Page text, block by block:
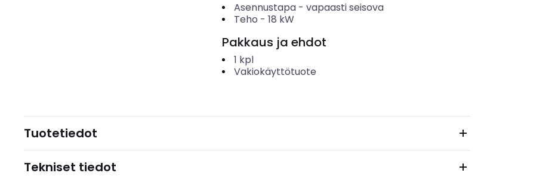
Asennustapa- vapaasti seisova
Teho - 18 kW
Pakkaus ja ehdot
1 kpl
Vakiokäyttötuote
Tuotetiedot
Tekniset tiedot